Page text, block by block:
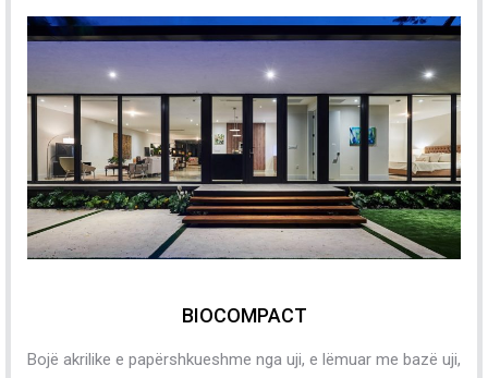
BIOCOMPACT
Bojë akrilike e papërshkueshme nga uji, e lëmuar me bazë uji,